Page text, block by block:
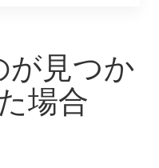
が見つか
場合